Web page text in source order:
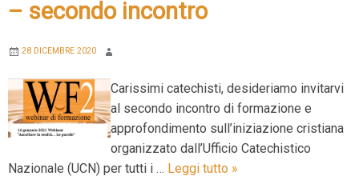
– secondo incontro
28 DICEMBRE 2020
Carissimi catechisti, desideriamo invitarvi
al secondo incontro di formazione e
approfondimento sull’iniziazione cristiana
organizzato dall’Ufficio Catechistico
Nazionale (UCN) per tutti i … Leggi tutto FORMAZIONE
»